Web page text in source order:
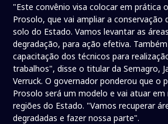
"Este convênio visa colocar em prática
Prosolo, que vai ampliar a conservação
solo do Estado. Vamos levantar as
degradação, para ação efetiva.
capacitação dos técnicos para
trabalhos", disse o titular da Semagro,
Verruck. O governador ponderou que o
Prosolo será um modelo e vai atuar em
regiões do Estado. "Vamos recuperar
degradadas e fazer nossa parte".